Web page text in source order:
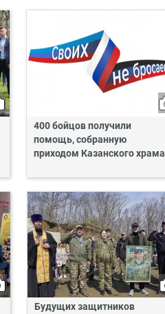
400 бойцов получили
помощь, собранную
приходом Казанского храма
Будущих защитников